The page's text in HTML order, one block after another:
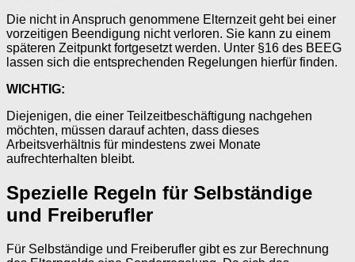
Die nicht in Anspruch genommene Elternzeit geht bei einer
vorzeitigen Beendigung nicht verloren. Sie kann zu einem
späteren Zeitpunkt fortgesetzt werden. Unter §16 des BEEG
lassen sich die entsprechenden Regelungen hierfür finden.
WICHTIG:
Diejenigen, die einer Teilzeitbeschäftigung nachgehen
möchten, müssen darauf achten, dass dieses
Arbeitsverhältnis für mindestens zwei Monate
aufrechterhalten bleibt.
Spezielle Regeln für Selbständige
und Freiberufler
Für Selbständige und Freiberufler gibt es zur Berechnung